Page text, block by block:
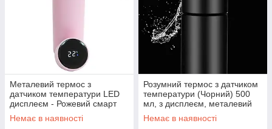
Металевий термос з
датчиком температури LED
дисплеєм - Рожевий смарт
термос для кави та чаю (500
мл)
Немає в наявності
Розумний термос з датчиком
температури (Чорний) 500
мл, з дисплеєм, металевий
Немає в наявності